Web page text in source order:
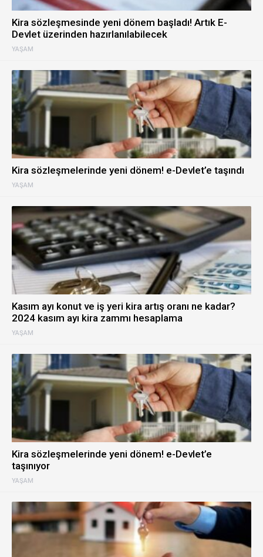
YAŞAM
Kira sözleşmesinde yeni dönem başladı! Artık E-
Devlet üzerinden hazırlanılabilecek
YAŞAM
Kira sözleşmelerinde yeni dönem! e-Devlet’e taşındı
YAŞAM
Kasım ayı konut ve iş yeri kira artış oranı ne kadar?
2024 kasım ayı kira zammı hesaplama
YAŞAM
Kira sözleşmelerinde yeni dönem! e-Devlet’e
taşınıyor